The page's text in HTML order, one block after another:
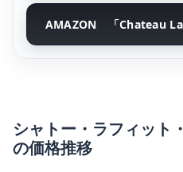
AMAZON 「Chateau
シャトー・ラフィット
の価格推移